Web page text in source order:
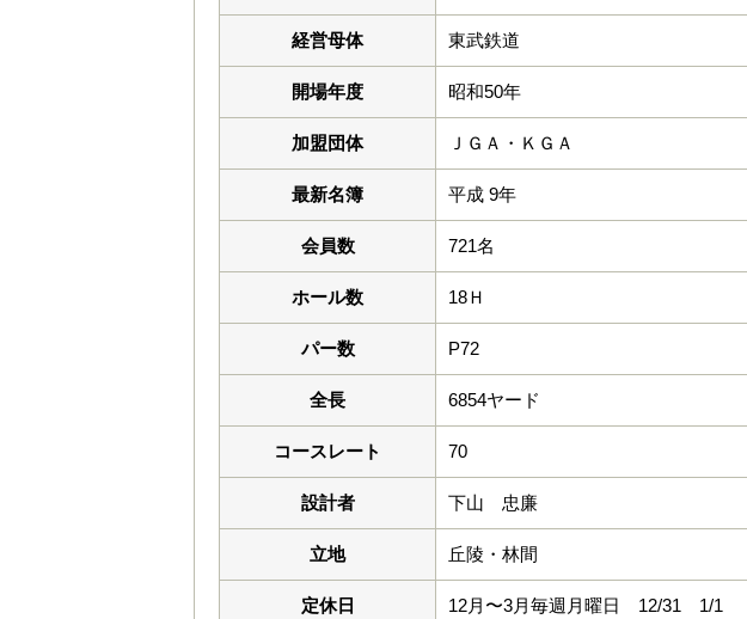
経営母体 東武鉄道
開場年度 昭和50年
加盟団体 ＪＧＡ・ＫＧＡ
最新名簿 平成 9年
会員数 721名
ホール数 18Ｈ
パー数 P72
全長 6854ヤード
コースレート 70
設計者 下山 忠廉
立地 丘陵・林間
定休日 12月〜3月毎週月曜日 12/31 1/1